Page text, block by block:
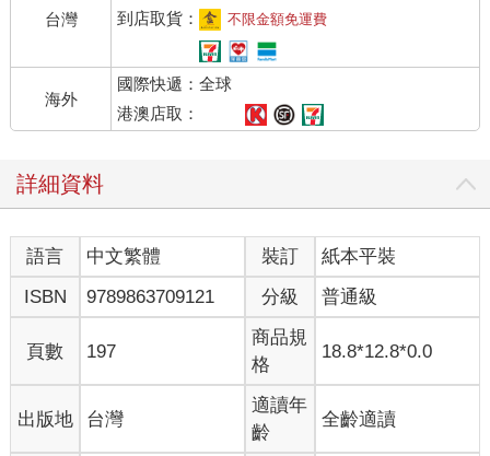
為了讓自己更有幹勁，我設定出三項標準來挑選邀訪對象。
①在我的所見所聞中，那些讓我覺得「我也想成為那樣的人！」
的厲害人物
②因為不知道自己適合什麼，所以要選擇能提供科學方法、工作
技巧、思考方式等各種廣泛方法的人選
能實踐的方法
此外，為了能依照自己的狀態隨時使用，我將這些方法依情境分
成了以下幾個類別：「＃開始行動」、「＃踏出一步」、「＃集
中精神」、「＃堅持下去」、「＃不被擊垮」、「＃恢復精
力」。
就這樣，和我分享提升動力方法的「動力全明星」，就是接下來
台灣
到店取貨：
不限金額免運費
海外
國際快遞：全球
港澳店取：
詳細資料
語言 中文繁體 裝訂
紙本平裝
ISBN
9789863709121 分級 普通級
頁數 197
商品規
格
18.8*12.8*0.0
出版地 台灣
適讀年
齡
全齡適讀